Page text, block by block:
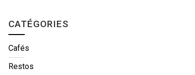
CATÉGORIES
Cafés
Restos